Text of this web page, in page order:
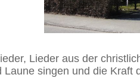
Lieder aus der
singen und die